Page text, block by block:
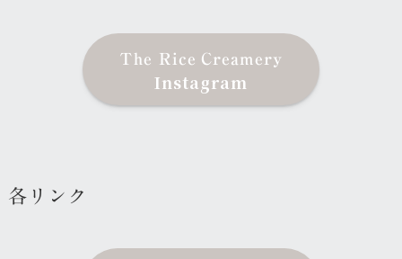
The Rice Creamery
Instagram
各リンク